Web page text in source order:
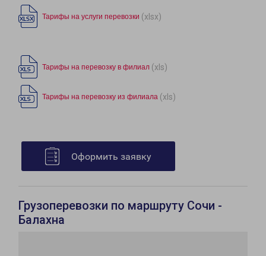
Тарифы на услуги перевозки (xlsx)
Тарифы на перевозку в филиал (xls)
Тарифы на перевозку из филиала (xls)
Оформить заявку
Грузоперевозки по маршруту Сочи -
Балахна